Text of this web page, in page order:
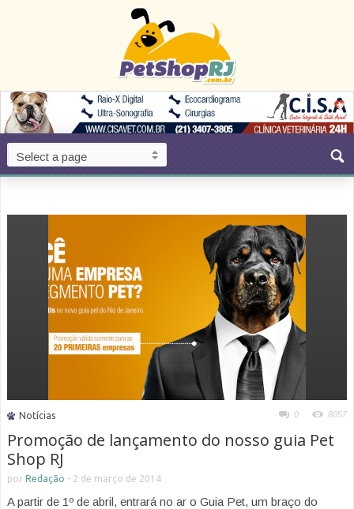
Notícias 0 8057
Promoção de lançamento do nosso guia Pet
Shop RJ
por Redação - 2 de março de 2014
A partir de 1º de abril, entrará no ar o Guia Pet, um braço do